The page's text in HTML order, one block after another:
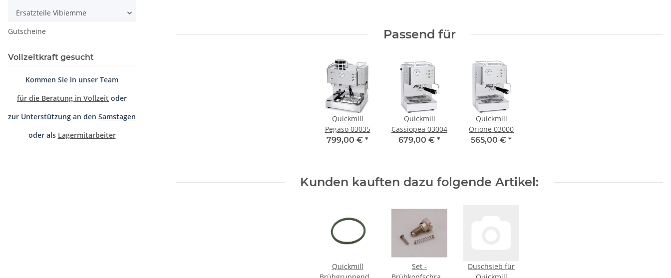
Passend für
Quickmill
Pegaso 03035
799,00 € *
Quickmill
Cassiopea 03004
679,00 € *
Quickmill
Orione 03000
565,00 € *
Kunden kauften dazu folgende Artikel:
Quickmill
Set -
Duschsieb für
Ersatzteile Vibiemme
Gutscheine
Vollzeitkraft gesucht
Kommen Sie in unser Team
für die Beratung in Vollzeit oder
zur Unterstützung an den Samstagen
oder als Lagermitarbeiter